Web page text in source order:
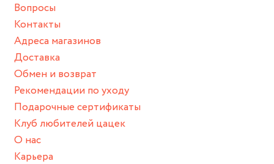
спортивный инвентарь).
Храните изделие в сухом месте.
Для надежного хранения мы доставляем все изделия в
нашей фирменной коробке или упаковке бренда.
Пожалуйста, используйте эту упаковку для хранения,
пока не носите украшение на себе.
Вопросы
Контакты
Адреса магазинов
Доставка
Обмен и возврат
Рекомендации по уходу
Подарочные сертификаты
Клуб любителей цацек
О нас
Карьера